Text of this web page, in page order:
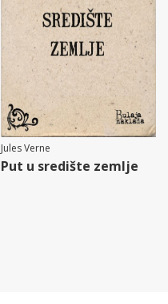
Jules Verne
Put u središte zemlje